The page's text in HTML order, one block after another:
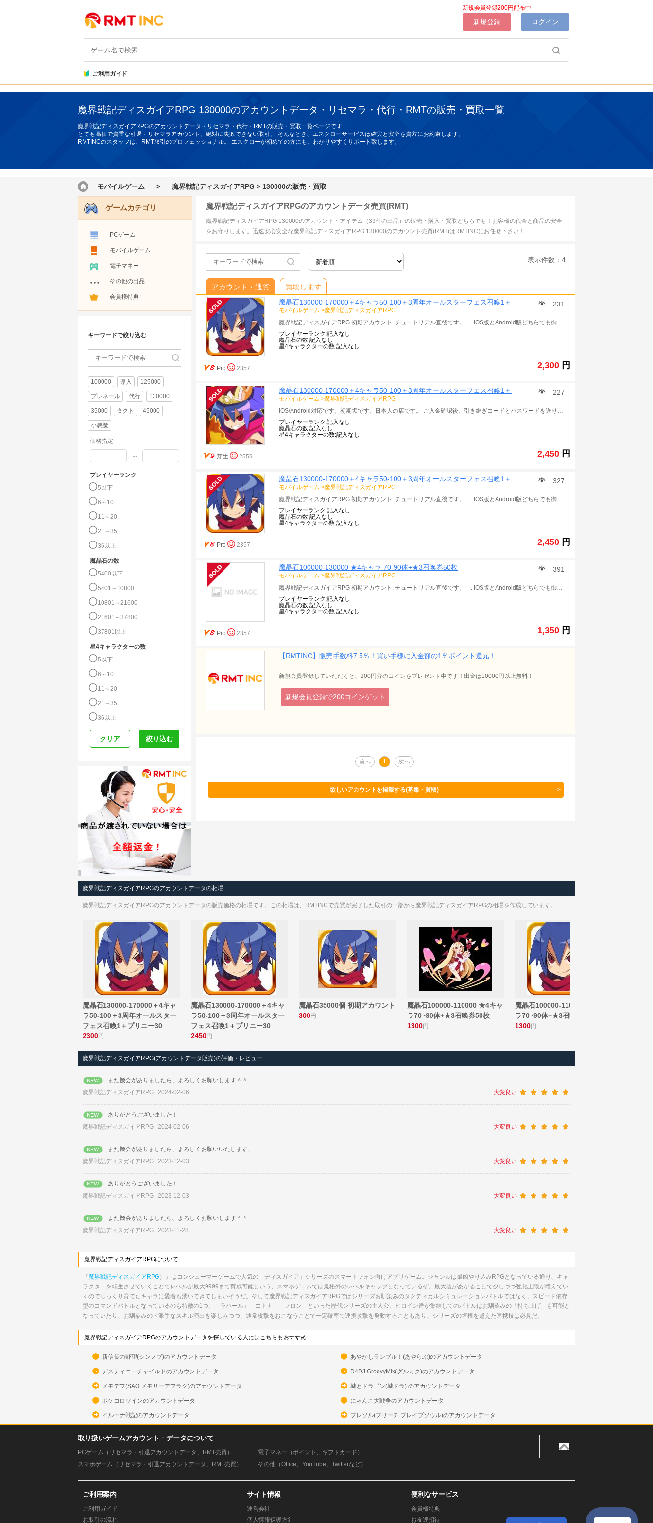
新規会員登録200円配布中
新規登録 ログイン
ご利用ガイド
魔界戦記ディスガイアRPG 130000のアカウントデータ・リセマラ・代行・RMTの販売・買取一覧
魔界戦記ディスガイアRPGのアカウントデータ・リセマラ・代行・RMTの販売・買取一覧ページです
とても高価で貴重な引退・リセマラアカウント。絶対に失敗できない取引。 そんなとき、 エスクローサービスは確実と安全を貴方にお約束します。
RMTINCのスタッフは、RMT取引のプロフェッショナル。 エスクローが初めての方にも、わかりやすくサポート致します。
モバイルゲーム > 魔界戦記ディスガイアRPG > 130000の販売・買取
ゲームカテゴリ
PCゲーム
モバイルゲーム
電子マネー
その他の出品
会員様特典
キーワードで絞り込む
100000 導入 125000
プレネール 代行 130000
35000 タクト 45000
小悪魔
価格指定
~
プレイヤーランク
5以下
6～10
11～20
21～35
36以上
魔晶石の数
5400以下
5401～10800
10801～21600
21601～37800
37801以上
星4キャラクターの数
5以下
6～10
11～20
21～35
36以上
絞り込む
魔界戦記ディスガイアRPGのアカウントデータ売買(RMT)
魔界戦記ディスガイアRPG 130000のアカウント・アイテム（39件の出品）の販売・購入・買取どちらでも！お客様の代金と商品の安全
をお守りします。迅速安心安全な魔界戦記ディスガイアRPG 130000のアカウント売買(RMT)はRMTINCにお任せ下さい！
表示件数：4
アカウント・通貨 買取します
231
魔晶石130000-170000＋4キャラ50-100＋3周年オールスターフェス召喚1＋プリニー30
モバイルゲーム >魔界戦記ディスガイアRPG
魔界戦記ディスガイアRPG 初期アカウント. チュートリアル直後です。 . IOS版とAndroid版どちらでも御利用いただけます。 ご入金確認後にアカウントとパスワードを発送致します。 ご利用、心よりお待しております。 .
プレイヤーランク:記入なし
魔晶石の数:記入なし
星4キャラクターの数:記入なし
2,300 円
Pro 2357
227
魔晶石130000-170000＋4キャラ50-100＋3周年オールスターフェス召喚1＋プリニー30
モバイルゲーム >魔界戦記ディスガイアRPG
IOS/Android対応です。初期垢です。日本人の店です。 ご入金確認後、引き継ぎコードとパスワードを送り致します。.
プレイヤーランク:記入なし
魔晶石の数:記入なし
星4キャラクターの数:記入なし
2,450 円
芽生 2559
327
魔晶石130000-170000＋4キャラ50-100＋3周年オールスターフェス召喚1＋プリニー30
モバイルゲーム >魔界戦記ディスガイアRPG
魔界戦記ディスガイアRPG 初期アカウント. チュートリアル直後です。 . IOS版とAndroid版どちらでも御利用いただけます。 ご入金確認後にアカウントとパスワードを発送致します。 ご利用、心よりお待しております。 .
プレイヤーランク:記入なし
魔晶石の数:記入なし
星4キャラクターの数:記入なし
2,450 円
Pro 2357
391
魔晶石100000-130000 ★4キャラ 70-90体+★3召唤券50枚
モバイルゲーム >魔界戦記ディスガイアRPG
魔界戦記ディスガイアRPG 初期アカウント. チュートリアル直後です。 . IOS版とAndroid版どちらでも御利用いただけます。 ご入金確認後にアカウントとパスワードを発送致します。 ご利用、心よりお待しております。 .
プレイヤーランク:記入なし
魔晶石の数:記入なし
星4キャラクターの数:記入なし
1,350 円
Pro 2357
【RMTINC】販売手数料7.5％！買い手様に入金額の1％ポイント還元！
新規会員登録していただくと、200円分のコインをプレゼント中です！出金は10000円以上無料！
新規会員登録で200コインゲット
前へ 1 次へ
欲しいアカウントを掲載する(募集・買取) >
魔界戦記ディスガイアRPGのアカウントデータの相場
魔界戦記ディスガイアRPGのアカウントデータの販売価格の相場です。この相場は、RMTINCで売買が完了した取引の一部から魔界戦記ディスガイアRPGの相場を作成しています。
魔晶石130000-170000＋4キャ
ラ50-100＋3周年オールスター
フェス召喚1＋プリニー30
2300円
魔晶石130000-170000＋4キャ
ラ50-100＋3周年オールスター
フェス召喚1＋プリニー30
2450円
魔晶石35000個 初期アカウント
300円
魔晶石100000-110000 ★4キャ
ラ70~90体+★3召唤券50枚
1300円
魔晶石100000-110000 ★4キャ
ラ70~90体+★3召唤券50枚
1300円
魔界戦記ディスガイアRPG(アカウントデータ販売)の評価・レビュー
また機会がありましたら、よろしくお願いします＾＾
大変良い
魔界戦記ディスガイアRPG 2024-02-06
ありがとうございました！
大変良い
魔界戦記ディスガイアRPG 2024-02-06
また機会がありましたら、よろしくお願いいたします。
大変良い
魔界戦記ディスガイアRPG 2023-12-03
ありがとうございました！
大変良い
魔界戦記ディスガイアRPG 2023-12-03
また機会がありましたら、よろしくお願いします＾＾
大変良い
魔界戦記ディスガイアRPG 2023-11-28
魔界戦記ディスガイアRPGについて
『魔界戦記ディスガイアRPG）』はコンシューマーゲームで人気の「ディスガイア」シリーズのスマートフォン向けアプリゲーム。ジャンルは最凶やり込みRPGとなっている通り、キャ
ラクターを転生させていくことでレベルが最大9999まで育成可能という、スマホゲームでは規格外のレベルキャップとなっているぞ。最大値があがることで少しづつ強化上限が増えてい
くのでじっくり育てたキャラに愛着も湧いてきてしまいそうだ。そして魔界戦記ディスガイアRPGではシリーズお馴染みのタクティカルシミュレーションバトルではなく、スピード依存
型のコマンドバトルとなっているのも特徴の1つ。「ラハール」「エトナ」「フロン」といった歴代シリーズの主人公、ヒロイン達が集結してのバトルはお馴染みの「持ち上げ」も可能と
なっていたり、お馴染みのド派手なスキル演出を楽しみつつ、通常攻撃をおこなうことで一定確率で連携攻撃を発動することもあり、シリーズの垣根を越えた連携技は必見だ。
魔界戦記ディスガイアRPGのアカウントデータを探している人にはこちらもおすすめ
新信長の野望(シンノブ)のアカウントデータ あやかしランブル！(あやらぶ)のアカウントデータ
デスティニーチャイルドのアカウントデータ D4DJ GroovyMix(グルミク)のアカウントデータ
メモデフ(SAO メモリーデフラグ)のアカウントデータ 城とドラゴン(城ドラ) のアカウントデータ
ポケコロツインのアカウントデータ にゃんこ大戦争のアカウントデータ
イルーナ戦記のアカウントデータ ブレソル(ブリーチ ブレイブソウル)のアカウントデータ
取り扱いゲームアカウント・データについて
PCゲーム（リセマラ・引退アカウントデータ、RMT売買）
スマホゲーム（リセマラ・引退アカウントデータ、RMT売買）
電子マネー（ポイント、ギフトカード）
その他（Office、YouTube、Twitterなど）
ご利用案内
ご利用ガイド
お取引の流れ
サイト情報
運営会社
個人情報保護方針
便利なサービス
会員様特典
お友達招待